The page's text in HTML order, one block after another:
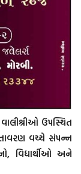
વાલીશ્રીઓ ઉપસ્થિત
વચ્ચે સંપન્ન
વિદ્યાર્થીઓ અને